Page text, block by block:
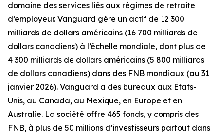
domaine des services liés aux régimes de retraite
d’employeur. Vanguard gère un actif de 12 300
milliards de dollars américains (16 700 milliards de
dollars canadiens) à l’échelle mondiale, dont plus de
4 300 milliards de dollars américains (5 800 milliards
de dollars canadiens) dans des FNB mondiaux (au 31
janvier 2026). Vanguard a des bureaux aux États-
Unis, au Canada, au Mexique, en Europe et en
Australie. La société offre 465 fonds, y compris des
FNB, à plus de 50 millions d’investisseurs partout dans